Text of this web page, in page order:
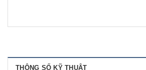
THÔNG SỐ KỸ THUẬT